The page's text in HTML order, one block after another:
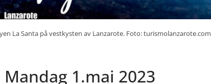
La Santa på vestkysten av Lanzarote. Foto: turismolanzarote.com
1.mai 2023